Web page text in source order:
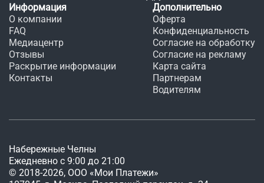
Информация
О компании
FAQ
Медиацентр
Отзывы
Раскрытие информации
Контакты
Дополнительно
Оферта
Конфиденциальность
Согласие на обработку
Согласие на рекламу
Карта сайта
Партнерам
Водителям
Набережные Челны
Ежедневно с 9:00 до 21:00
© 2018-2026, ООО «Мои Платежи»